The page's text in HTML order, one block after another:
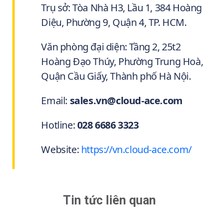
Trụ sở: Tòa Nhà H3, Lầu 1, 384 Hoàng
Diệu, Phường 9, Quận 4, TP. HCM.
Văn phòng đại diện: Tầng 2, 25t2
Hoàng Đạo Thúy, Phường Trung Hoà,
Quận Cầu Giấy, Thành phố Hà Nội.
Email: sales.vn@cloud-ace.com
Hotline:028 6686 3323
Website: https://vn.cloud-ace.com/
Tin tức liên quan